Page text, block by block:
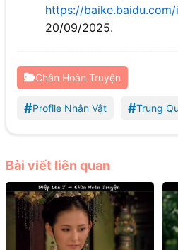
https://baike.baidu.com/
20/09/2025.
Chân Hoàn Truyện
#Profile Nhân Vật #Trung
Bài viết liên quan